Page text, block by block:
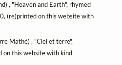
, "Heaven and Earth", rhymed
(re)printed on this website with
Mathé) , "Ciel et terre",
this website with kind